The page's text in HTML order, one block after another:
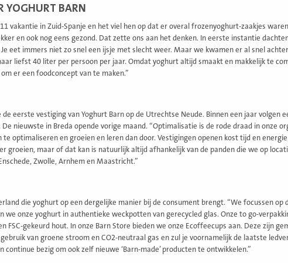
YOGHURT BARN
vakantie in Zuid-Spanje en het viel hen op dat er overal frozenyoghurt-zaakjes
en ook nog eens gezond. Dat zette ons aan het denken. In eerste instantie
eet immers niet zo snel een ijsje met slecht weer. Maar we kwamen er al snel
liefst 40 liter per persoon per jaar. Omdat yoghurt altijd smaakt en makkelijk te
er een foodconcept van te maken.”
eerste vestiging van Yoghurt Barn op de Utrechtse Neude. Binnen een jaar volgen
nieuwste in Breda opende vorige maand. “Optimalisatie is de rode draad in onze
optimaliseren en groeien en leren dan door. Vestigingen openen kost tijd en
groeien, maar of dat kan is natuurlijk altijd afhankelijk van de panden die we op
Zwolle, Arnhem en Maastricht.”
die yoghurt op een dergelijke manier bij de consument brengt. “We focussen op
we onze yoghurt in authentieke weckpotten van gerecycled glas. Onze to go-
FSC-gekeurd hout. In onze Barn Store bieden we onze Ecoffeecups aan. Deze zijn
van groene stroom en CO2-neutraal gas en zul je voornamelijk de laatste
continue bezig om ook zelf nieuwe ‘Barn-made’ producten te ontwikkelen.”